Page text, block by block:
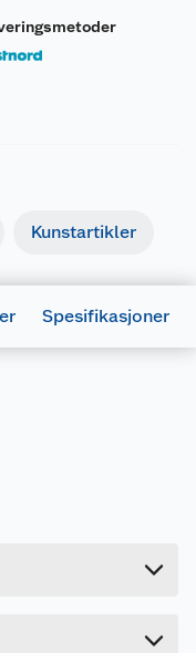
Kunstartikler
Spesifikasjoner
omtale ennå.